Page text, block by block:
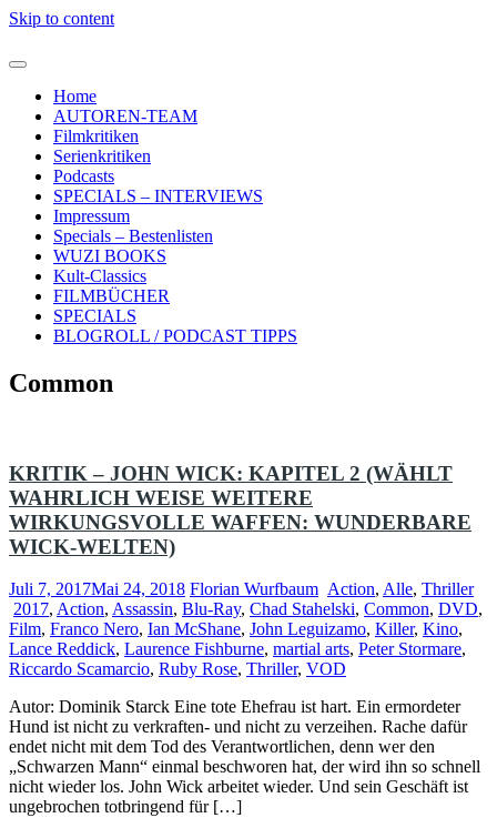
Skip to content
Home
AUTOREN-TEAM
Filmkritiken
Serienkritiken
Podcasts
SPECIALS – INTERVIEWS
Impressum
Specials – Bestenlisten
WUZI BOOKS
Kult-Classics
FILMBÜCHER
SPECIALS
BLOGROLL / PODCAST TIPPS
Common
KRITIK – JOHN WICK: KAPITEL 2 (WÄHLT
WAHRLICH WEISE WEITERE
WIRKUNGSVOLLE WAFFEN: WUNDERBARE
WICK-WELTEN)
Juli 7, 2017Mai 24, 2018 Florian Wurfbaum Action, Alle, Thriller
2017, Action, Assassin, Blu-Ray, Chad Stahelski, Common, DVD,
Film, Franco Nero, Ian McShane, John Leguizamo, Killer, Kino,
Lance Reddick, Laurence Fishburne, martial arts, Peter Stormare,
Riccardo Scamarcio, Ruby Rose, Thriller, VOD
Autor: Dominik Starck Eine tote Ehefrau ist hart. Ein ermordeter
Hund ist nicht zu verkraften- und nicht zu verzeihen. Rache dafür
endet nicht mit dem Tod des Verantwortlichen, denn wer den
„Schwarzen Mann“ einmal beschworen hat, der wird ihn so schnell
nicht wieder los. John Wick arbeitet wieder. Und sein Geschäft ist
ungebrochen totbringend für […]